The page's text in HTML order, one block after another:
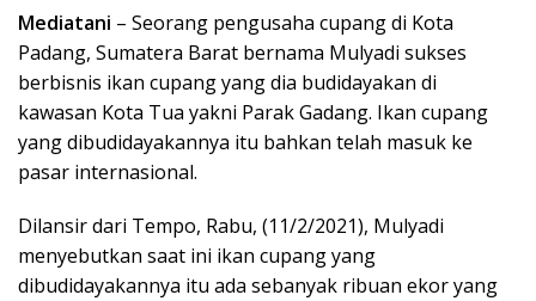
Mediatani – Seorang pengusaha cupang di Kota
Padang, Sumatera Barat bernama Mulyadi sukses
berbisnis ikan cupang yang dia budidayakan di
kawasan Kota Tua yakni Parak Gadang. Ikan cupang
yang dibudidayakannya itu bahkan telah masuk ke
pasar internasional.
Dilansir dari Tempo, Rabu, (11/2/2021), Mulyadi
menyebutkan saat ini ikan cupang yang
dibudidayakannya itu ada sebanyak ribuan ekor yang